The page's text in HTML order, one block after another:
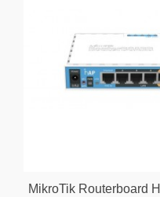
MikroTik Routerboard